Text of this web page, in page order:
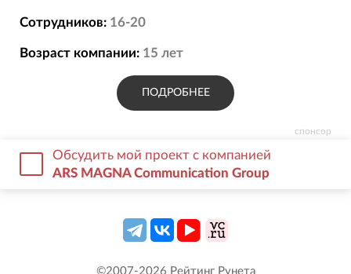
спонсор
Сотрудников: 16-20
Возраст компании: 15 лет
ПОДРОБНЕЕ
Обсудить мой проект с компанией
ARS MAGNA Communication Group
©2007-2026 Рейтинг Рунета